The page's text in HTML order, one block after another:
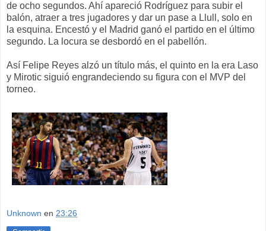
de ocho segundos. Ahí apareció Rodríguez para subir el
balón, atraer a tres jugadores y dar un pase a Llull, solo en
la esquina. Encestó y el Madrid ganó el partido en el último
segundo. La locura se desbordó en el pabellón.
Así Felipe Reyes alzó un título más, el quinto en la era Laso
y Mirotic siguió engrandeciendo su figura con el MVP del
torneo.
Unknown en 23:26